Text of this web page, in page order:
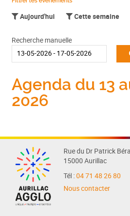
Agenda du 13
2026
Aujourd'hui Cette semaine
Recherche manuelle
Rue du Dr Patrick
15000 Aurillac
Tél :04 71 48 26 80
Nous contacter